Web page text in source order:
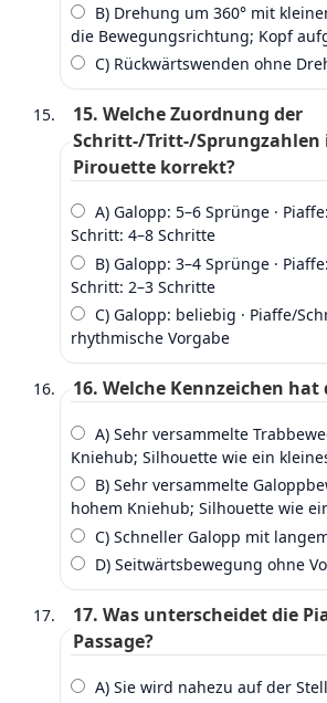
B) Drehung um 360° mit
die Bewegungsrichtung; Kopf
C) Rückwärtswenden ohne
15. Welche Zuordnung der
Schritt‑/Tritt‑/Sprungzahlen
Pirouette korrekt?
A) Galopp: 5–6 Sprünge ·
Schritt: 4–8 Schritte
B) Galopp: 3–4 Sprünge ·
Schritt: 2–3 Schritte
C) Galopp: beliebig · Piaffe/
rhythmische Vorgabe
16. Welche Kennzeichen hat
A) Sehr versammelte
Kniehub; Silhouette wie ein
B) Sehr versammelte
hohem Kniehub; Silhouette wie
C) Schneller Galopp mit
D) Seitwärtsbewegung ohne
17. Was unterscheidet die
Passage?
A) Sie wird nahezu auf der